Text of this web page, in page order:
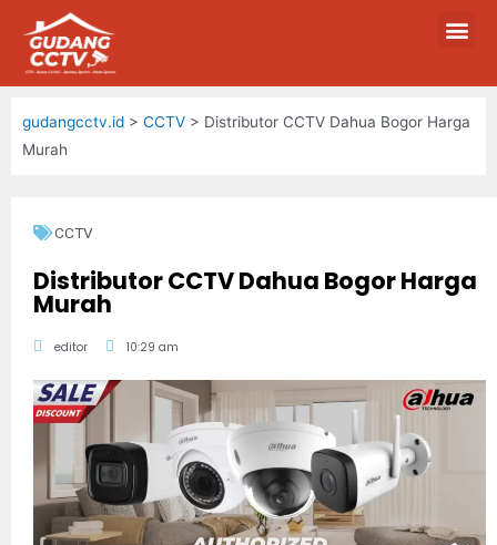
gudangcctv.id > CCTV > Distributor CCTV Dahua Bogor Harga
Murah
CCTV
Distributor CCTV Dahua Bogor Harga
Murah
editor 10:29 am